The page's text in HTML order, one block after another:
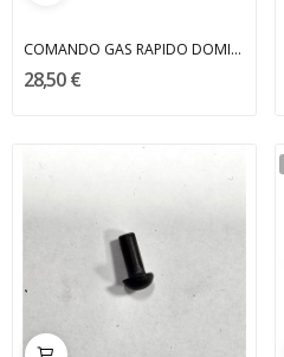
COMANDO GAS RAPIDO DOMINO
28,50 €